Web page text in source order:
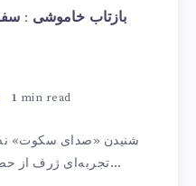
بازتاب خاموشی :
1 min read
شنیدن «صدای سکوت»
تجربه‌ای ژرف از حضور است. حضوری که در…